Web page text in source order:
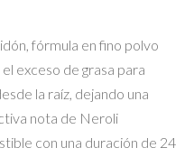
fórmula en fino polvo
exceso de grasa para
la raíz, dejando una
nota de Neroli
con una duración de 24